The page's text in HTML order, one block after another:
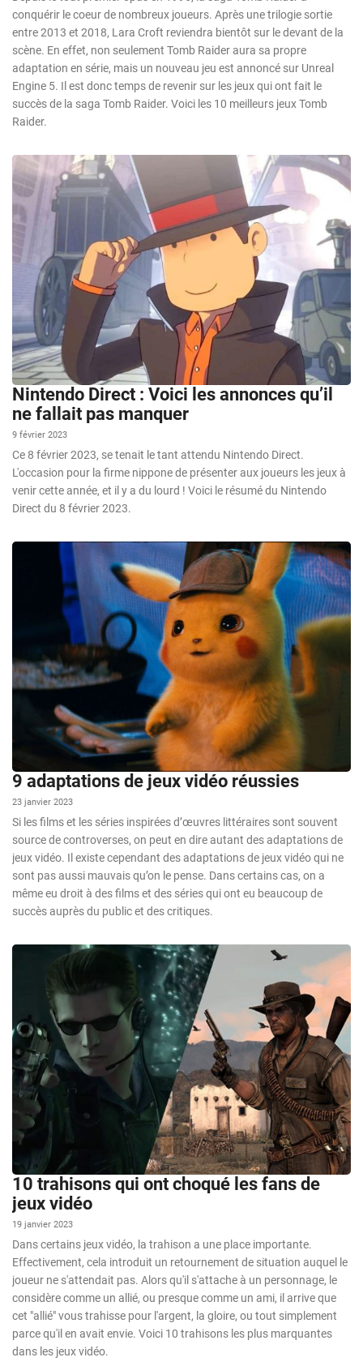
conquérir le coeur de nombreux joueurs. Après une trilogie sortie
entre 2013 et 2018, Lara Croft reviendra bientôt sur le devant de la
scène. En effet, non seulement Tomb Raider aura sa propre
adaptation en série, mais un nouveau jeu est annoncé sur Unreal
Engine 5. Il est donc temps de revenir sur les jeux qui ont fait le
succès de la saga Tomb Raider. Voici les 10 meilleurs jeux Tomb
Raider.
Nintendo Direct : Voici les annonces qu’il
ne fallait pas manquer
9 février 2023
Ce 8 février 2023, se tenait le tant attendu Nintendo Direct.
L'occasion pour la firme nippone de présenter aux joueurs les jeux à
venir cette année, et il y a du lourd ! Voici le résumé du Nintendo
Direct du 8 février 2023.
9 adaptations de jeux vidéo réussies
23 janvier 2023
Si les films et les séries inspirées d’œuvres littéraires sont souvent
source de controverses, on peut en dire autant des adaptations de
jeux vidéo. Il existe cependant des adaptations de jeux vidéo qui ne
sont pas aussi mauvais qu’on le pense. Dans certains cas, on a
même eu droit à des films et des séries qui ont eu beaucoup de
succès auprès du public et des critiques.
10 trahisons qui ont choqué les fans de
jeux vidéo
19 janvier 2023
Dans certains jeux vidéo, la trahison a une place importante.
Effectivement, cela introduit un retournement de situation auquel le
joueur ne s'attendait pas. Alors qu'il s'attache à un personnage, le
considère comme un allié, ou presque comme un ami, il arrive que
cet "allié" vous trahisse pour l'argent, la gloire, ou tout simplement
parce qu'il en avait envie. Voici 10 trahisons les plus marquantes
dans les jeux vidéo.